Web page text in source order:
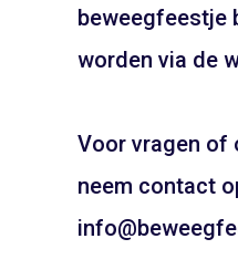
JOUW
Pietentraining, Pakjes
06
beweegfeestje
worden via de
Voor vragen of
neem contact